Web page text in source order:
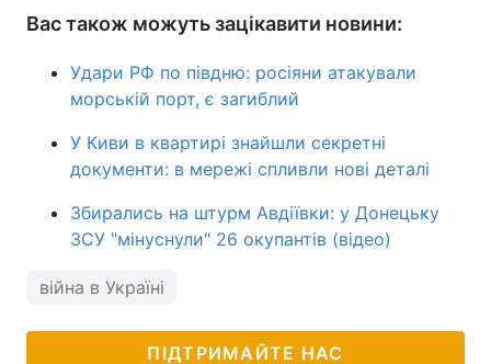
Вас також можуть зацікавити новини:
Удари РФ по півдню: росіяни атакували
морській порт, є загиблий
У Киви в квартирі знайшли секретні
документи: в мережі спливли нові деталі
Збирались на штурм Авдіївки: у Донецьку
ЗСУ "мінуснули" 26 окупантів (відео)
війна в Україні
ПІДТРИМАЙТЕ НАС